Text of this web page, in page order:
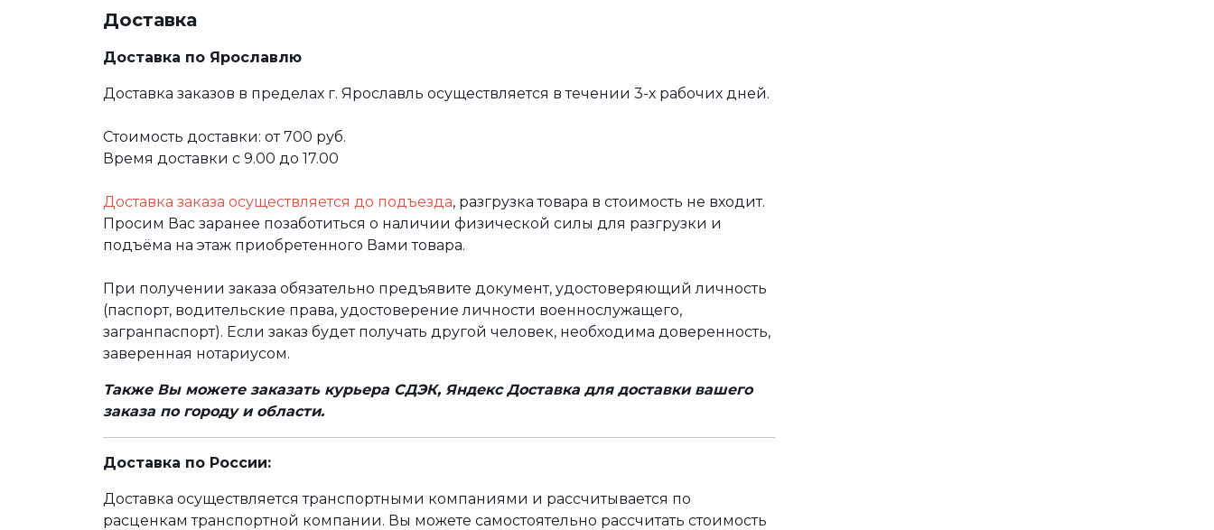
Доставка
Доставка по Ярославлю
Доставка заказов в пределах г. Ярославль осуществляется в течении 3-х рабочих дней.
Стоимость доставки: от 700 руб.
Время доставки с 9.00 до 17.00
Доставка заказа осуществляется до подъезда, разгрузка товара в стоимость не входит.
Просим Вас заранее позаботиться о наличии физической силы для разгрузки и
подъёма на этаж приобретенного Вами товара.
При получении заказа обязательно предъявите документ, удостоверяющий личность
(паспорт, водительские права, удостоверение личности военнослужащего,
загранпаспорт). Если заказ будет получать другой человек, необходима доверенность,
заверенная нотариусом.
Также Вы можете заказать курьера СДЭК, Яндекс Доставка для доставки вашего
заказа по городу и области.
Доставка по России:
Доставка осуществляется транспортными компаниями и рассчитывается по
расценкам транспортной компании. Вы можете самостоятельно рассчитать стоимость